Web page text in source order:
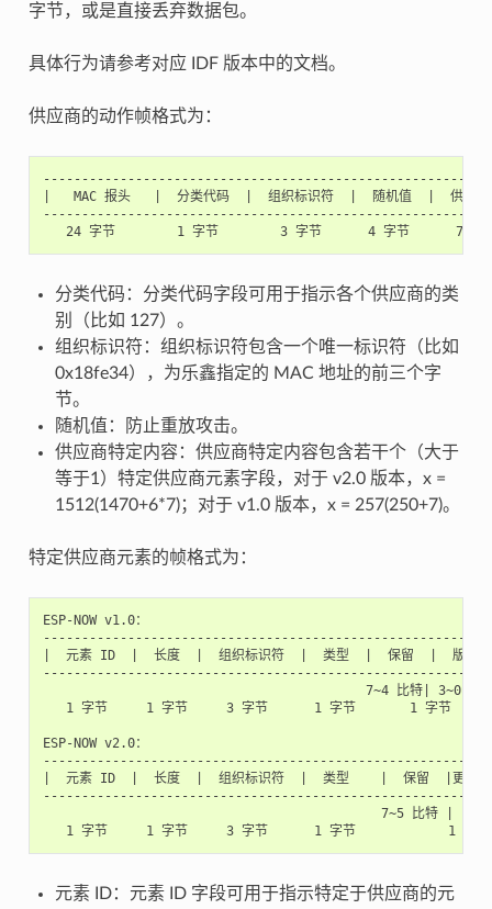
字节，或是直接丢弃数据包。
具体行为请参考对应 IDF 版本中的文档。
供应商的动作帧格式为：
|   MAC 报头   |  分类代码  |  组织标识符  |  随机值  |  供应
分类代码：分类代码字段可用于指示各个供应商的类
别（比如 127）。
组织标识符：组织标识符包含一个唯一标识符（比如
0x18fe34），为乐鑫指定的 MAC 地址的前三个字
节。
随机值：防止重放攻击。
供应商特定内容：供应商特定内容包含若干个（大于
等于1）特定供应商元素字段，对于 v2.0 版本，x =
1512(1470+6*7)；对于 v1.0 版本，x = 257(250+7)。
特定供应商元素的帧格式为：
ESP-NOW v1.0：
|  元素 ID  |  长度  |  组织标识符  |  类型  |  保留  |
7~4 比特| 3~0 比
1 字节     1 字节     3 字节      1 字节       1 字节
ESP-NOW v2.0：
|  元素 ID  |  长度  |  组织标识符  |  类型    |  保留  |更
7~5 比特 | 1 比
元素 ID：元素 ID 字段可用于指示特定于供应商的元